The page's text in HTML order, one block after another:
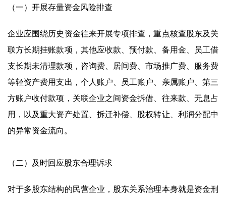
（一）开展存量资金风险排查
企业应围绕历史资金往来开展专项排查，重点核查股东及关
联方长期挂账款项，其他应收款、预付款、备用金、员工借
支长期未清理款项，咨询费、居间费、市场推广费、服务费
等轻资产费用支出，个人账户、员工账户、亲属账户、第三
方账户收付款项，关联企业之间资金拆借、往来款、无息占
用，以及重大资产处置、拆迁补偿、股权转让、利润分配中
的异常资金流向。
（二）及时回应股东合理诉求
对于多股东结构的民营企业，股东关系治理本身就是资金刑